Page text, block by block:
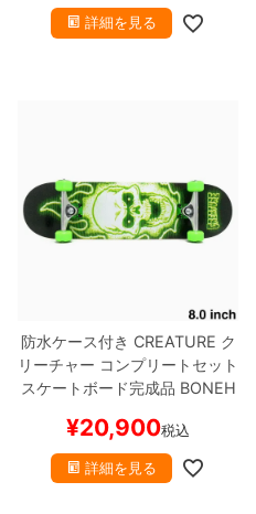
ルーザー）スケートボード ス
ケボー
詳細を見る
防水ケース付き CREATURE ク
リーチャー コンプリートセット
スケートボード完成品 BONEH
トボード スケボー
¥20,900税込
詳細を見る